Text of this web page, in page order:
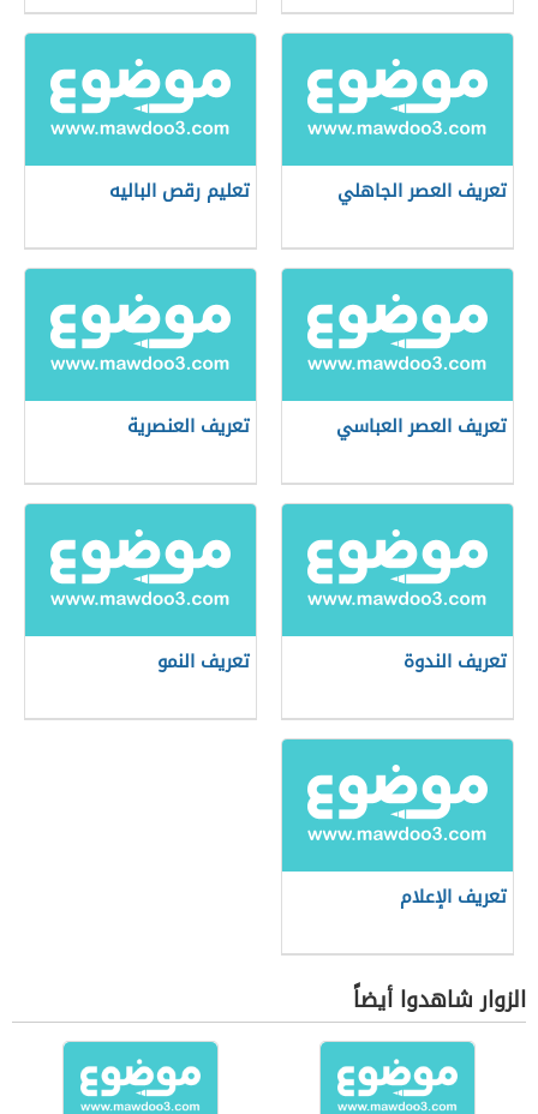
تعريف العصر الجاهلي تعليم رقص الباليه
تعريف العصر العباسي تعريف العنصرية
تعريف الندوة تعريف النمو
تعريف الإعلام
الزوار شاهدوا أيضاً